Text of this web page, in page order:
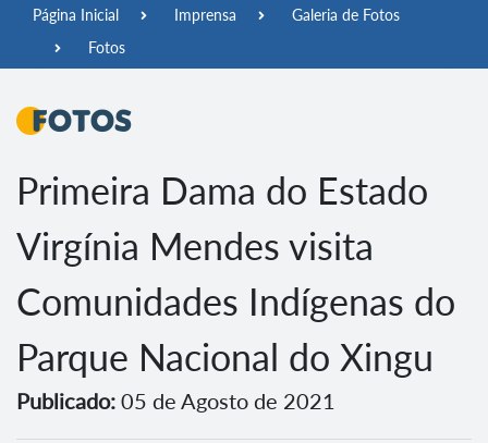
Página Inicial Imprensa
Galeria de Fotos
Fotos
Fotos
Primeira Dama do Estado
Virgínia Mendes visita
Comunidades Indígenas do
Parque Nacional do Xingu
Publicado: 05 de Agosto de 2021